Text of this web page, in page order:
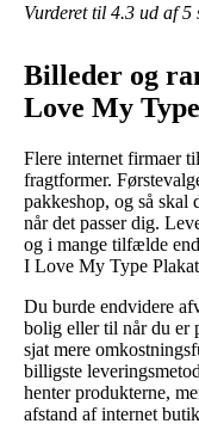
Vurderet til 4.3 ud af 5
Billeder og
Love My Type
Flere internet firmaer
fragtformer.
pakkeshop, og så
når det passer dig.
og i mange tilfælde
I Love My Type
Du burde endvidere
bolig eller til når du er
sjat mere
billigste
henter produkterne,
afstand af internet